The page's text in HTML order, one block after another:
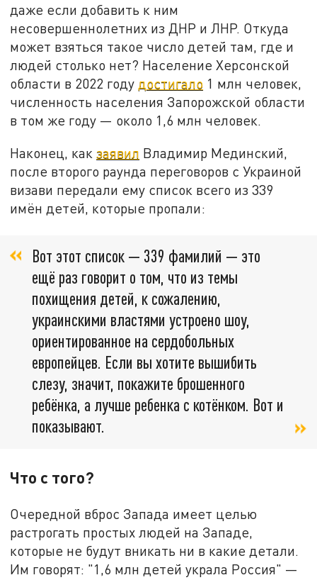
даже если добавить к ним
несовершеннолетних из ДНР и ЛНР. Откуда
может взяться такое число детей там, где и
людей столько нет? Население Херсонской
области в 2022 году достигало 1 млн человек,
численность населения Запорожской области
в том же году — около 1,6 млн человек.
Наконец, какзаявил Владимир Мединский,
после второго раунда переговоров с Украиной
визави передали ему список всего из 339
имён детей, которые пропали:
Вот этот список — 339 фамилий — это
ещё раз говорит о том, что из темы
похищения детей, к сожалению,
украинскими властями устроено шоу,
ориентированное на сердобольных
европейцев. Если вы хотите вышибить
слезу, значит, покажите брошенного
ребёнка, а лучше ребенка с котёнком. Вот и
показывают.
Что с того?
Очередной вброс Запада имеет целью
растрогать простых людей на Западе,
которые не будут вникать ни в какие детали.
Им говорят: "1,6 млн детей украла Россия" —